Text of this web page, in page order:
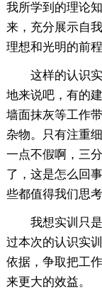
我所学到的理论
来，充分展示自
理想和光明的前程
这样的认识
地来说吧，有的
墙面抹灰等工作
杂物。只有注重
一点不假啊，三
了，这是怎么回
些都值得我们思
我想实训只
过本次的认识实
依据，争取把工
来更大的效益。